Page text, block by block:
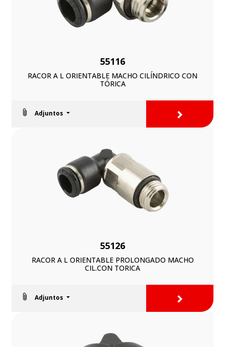
55116
RACOR A L ORIENTABLE MACHO CILÍNDRICO CON
TÓRICA
Adjuntos >
55126
RACOR A L ORIENTABLE PROLONGADO MACHO
CIL.CON TORICA
Adjuntos >